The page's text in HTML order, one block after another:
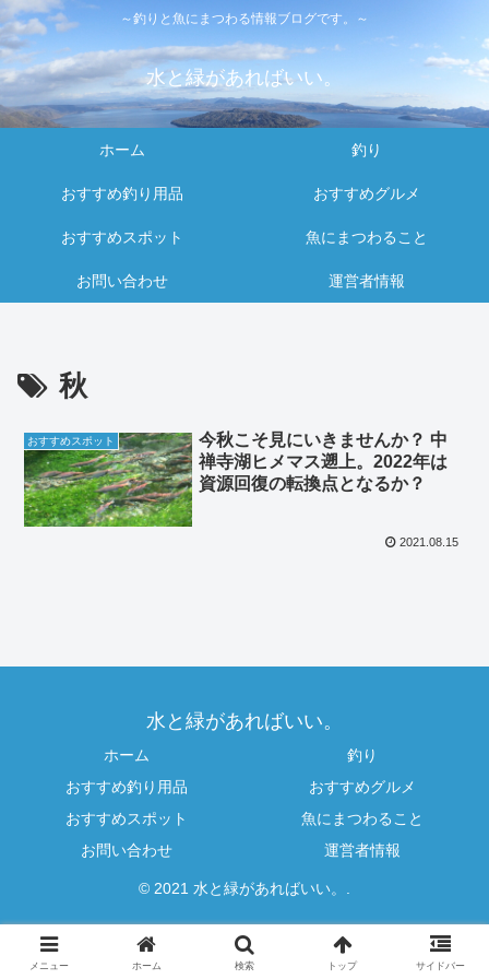
～釣りと魚にまつわる情報ブログです。～
水と緑があればいい。
ホーム 釣り
おすすめ釣り用品 おすすめグルメ
おすすめスポット 魚にまつわること
お問い合わせ 運営者情報
秋
おすすめスポット
今秋こそ見にいきませんか？ 中
禅寺湖ヒメマス遡上。2022年は
資源回復の転換点となるか？
2021.08.15
水と緑があればいい。
ホーム
釣り
おすすめ釣り用品
おすすめグルメ
おすすめスポット
魚にまつわること
お問い合わせ
運営者情報
© 2021 水と緑があればいい。.
メニュー ホーム 検索 トップ サイドバー